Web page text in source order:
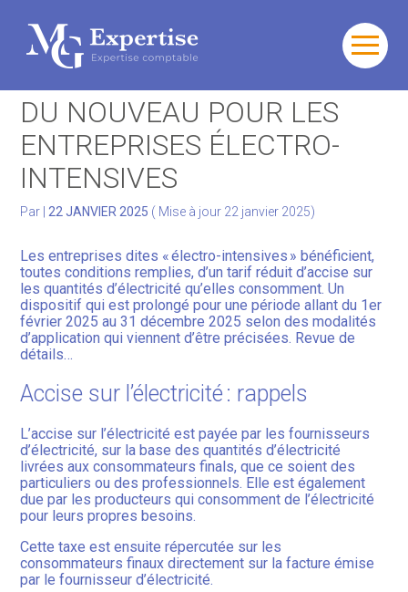
Aller
Gérer votre quotidien
Gérer votre patrimoine
Facturation Électronique
ACCISE SUR L’ÉLECTRICITÉ :
DU NOUVEAU POUR LES
ENTREPRISES ÉLECTRO-
INTENSIVES
Par 22 JANVIER 2025 ( Mise à jour 22 janvier 2025)
Les entreprises dites « électro-intensives » bénéficient,
toutes conditions remplies, d’un tarif réduit d’accise sur
les quantités d’électricité qu’elles consomment. Un
dispositif qui est prolongé pour une période allant du 1er
février 2025 au 31 décembre 2025 selon des modalités
d’application qui viennent d’être précisées. Revue de
détails…
Accise sur l’électricité : rappels
L’accise sur l’électricité est payée par les fournisseurs
d’électricité, sur la base des quantités d’électricité
livrées aux consommateurs finals, que ce soient des
particuliers ou des professionnels. Elle est également
due par les producteurs qui consomment de l’électricité
pour leurs propres besoins.
Cette taxe est ensuite répercutée sur les
consommateurs finaux directement sur la facture émise
par le fournisseur d’électricité.